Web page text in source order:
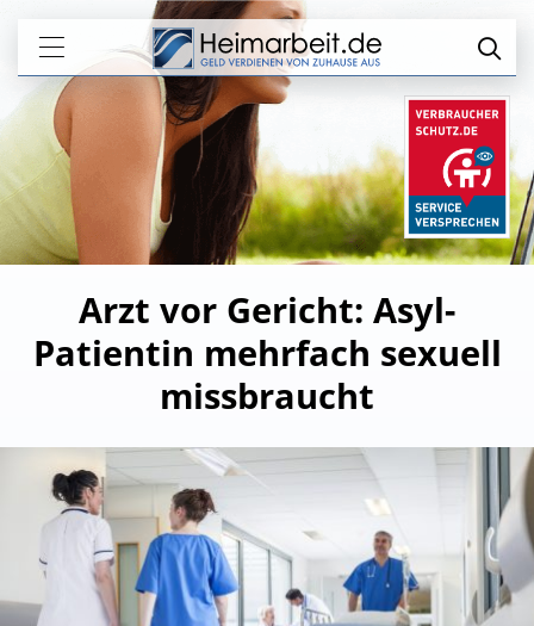
Arzt vor Gericht: Asyl-
Patientin mehrfach sexuell
missbraucht